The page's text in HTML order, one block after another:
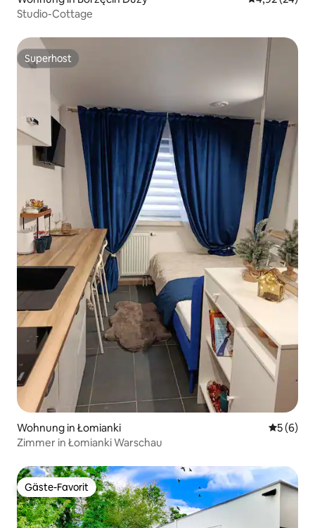
Studio-Cottage
Superhost
Superhost
Wohnung in Łomianki
5 (6)
Zimmer in Łomianki Warschau
Gäste-Favorit
Gäste-Favorit